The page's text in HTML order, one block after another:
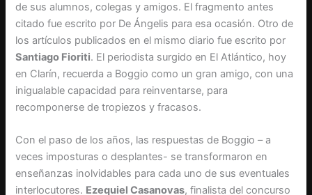
de sus alumnos, colegas y amigos. El fragmento antes
citado fue escrito por De Ángelis para esa ocasión. Otro de
los artículos publicados en el mismo diario fue escrito por
Santiago Fioriti. El periodista surgido en El Atlántico, hoy
en Clarín, recuerda a Boggio como un gran amigo, con una
inigualable capacidad para reinventarse, para
recomponerse de tropiezos y fracasos.
Con el paso de los años, las respuestas de Boggio – a
veces imposturas o desplantes- se transformaron en
enseñanzas inolvidables para cada uno de sus eventuales
interlocutores. Ezequiel Casanovas, finalista del concurso